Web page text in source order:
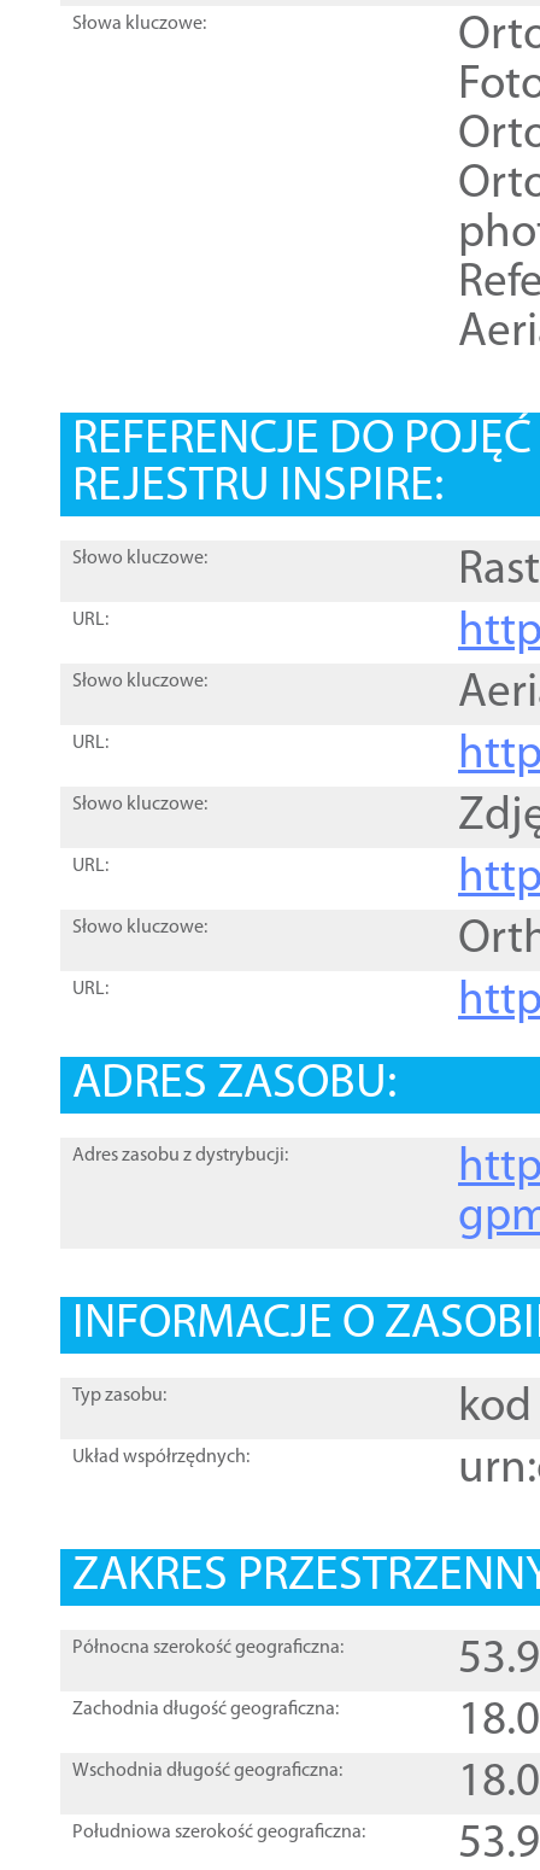
Słowa kluczowe:
REFERENCJE DO
REJESTRU INSPIRE:
Słowo kluczowe:
URL:
Słowo kluczowe:
URL:
Słowo kluczowe:
URL:
Słowo kluczowe:
URL:
ADRES ZASOBU:
Adres zasobu z dystrybucji:
INFORMACJE O
Typ zasobu: kod
Układ współrzędnych:
ZAKRES
Północna szerokość geograficzna:
Zachodnia długość geograficzna:
Wschodnia długość geograficzna:
Południowa szerokość geograficzna: